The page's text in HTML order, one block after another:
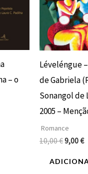
– o
Léveléngue –
de Gabriela
Sonangol de
2005 –
Romance
10,00€9,00€